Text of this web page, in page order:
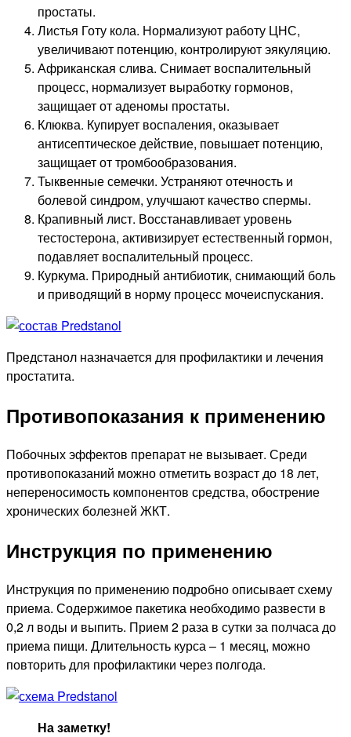
простаты.
Листья Готу кола. Нормализуют работу ЦНС,
увеличивают потенцию, контролируют эякуляцию.
Африканская слива. Снимает воспалительный
процесс, нормализует выработку гормонов,
защищает от аденомы простаты.
Клюква. Купирует воспаления, оказывает
антисептическое действие, повышает потенцию,
защищает от тромбообразования.
Тыквенные семечки. Устраняют отечность и
болевой синдром, улучшают качество спермы.
Крапивный лист. Восстанавливает уровень
тестостерона, активизирует естественный гормон,
подавляет воспалительный процесс.
Куркума. Природный антибиотик, снимающий боль
и приводящий в норму процесс мочеиспускания.
Предстанол назначается для профилактики и лечения
простатита.
Противопоказания к применению
Побочных эффектов препарат не вызывает. Среди
противопоказаний можно отметить возраст до 18 лет,
непереносимость компонентов средства, обострение
хронических болезней ЖКТ.
Инструкция по применению
Инструкция по применению подробно описывает схему
приема. Содержимое пакетика необходимо развести в
0,2 л воды и выпить. Прием 2 раза в сутки за полчаса до
приема пищи. Длительность курса – 1 месяц, можно
повторить для профилактики через полгода.
На заметку!